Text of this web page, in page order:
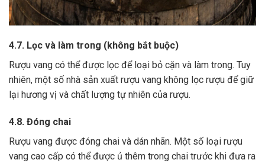
4.7. Lọc và làm trong (không bắt buộc)
Rượu vang có thể được lọc để loại bỏ cặn và làm trong. Tuy
nhiên, một số nhà sản xuất rượu vang không lọc rượu để giữ
lại hương vị và chất lượng tự nhiên của rượu.
4.8. Đóng chai
Rượu vang được đóng chai và dán nhãn. Một số loại rượu
vang cao cấp có thể được ủ thêm trong chai trước khi đưa ra